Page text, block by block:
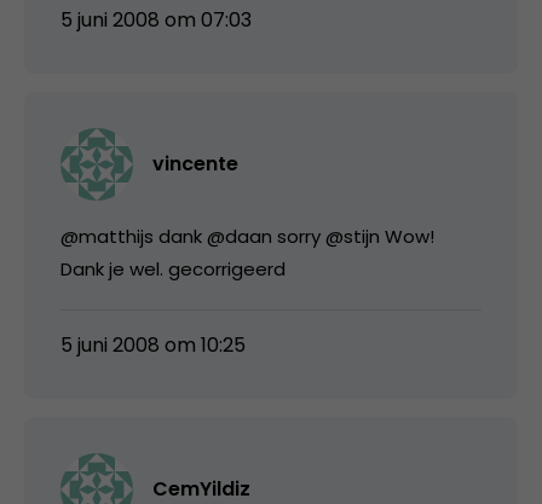
5 juni 2008 om 07:03
vincente
@matthijs dank @daan sorry @stijn Wow!
Dank je wel. gecorrigeerd
5 juni 2008 om 10:25
CemYildiz